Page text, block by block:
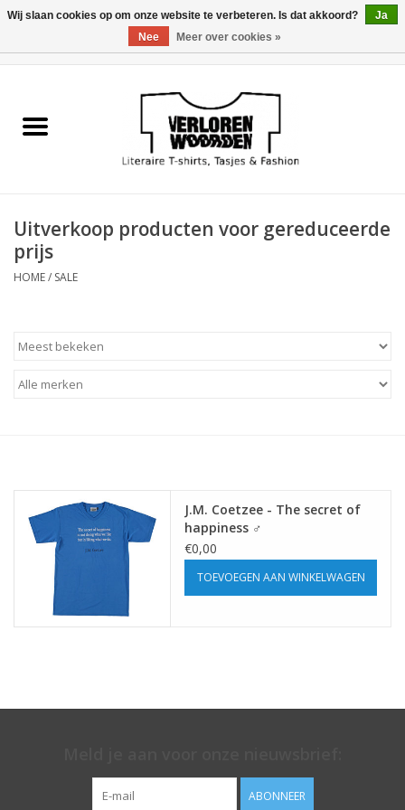
Heren
Tasjes
Sale
Verkooppunten
Uitverkoop producten voor gereduceerde
prijs
HOME/ SALE
J.M. Coetzee - The secret of
happiness ♂
€0,00
TOEVOEGEN AAN WINKELWAGEN
ABONNEER
Wij slaan cookies op om onze website te verbeteren. Is dat akkoord?
Ja
Nee
Meer over cookies »